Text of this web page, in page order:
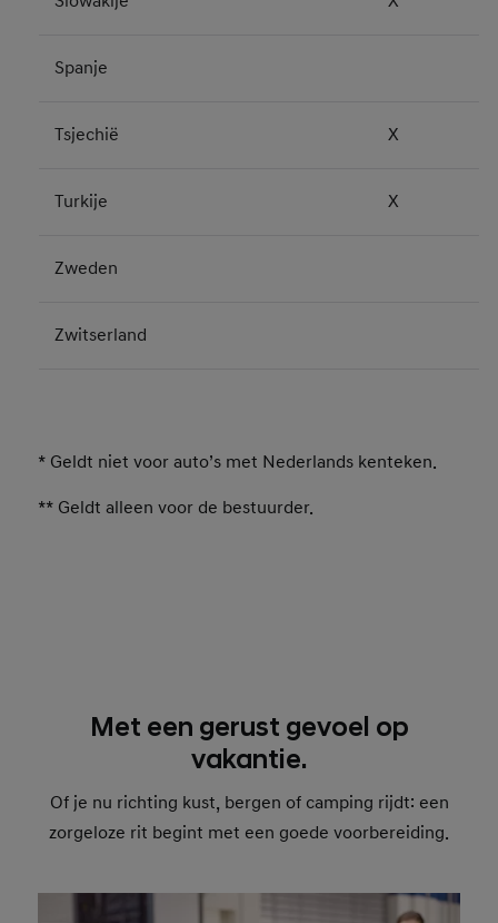
Spanje
Tsjechië X
Turkije X
Zweden
Zwitserland
* Geldt niet voor auto’s met Nederlands kenteken.
** Geldt alleen voor de bestuurder.
Met een gerust gevoel op
vakantie.
Of je nu richting kust, bergen of camping rijdt: een
zorgeloze rit begint met een goede voorbereiding.